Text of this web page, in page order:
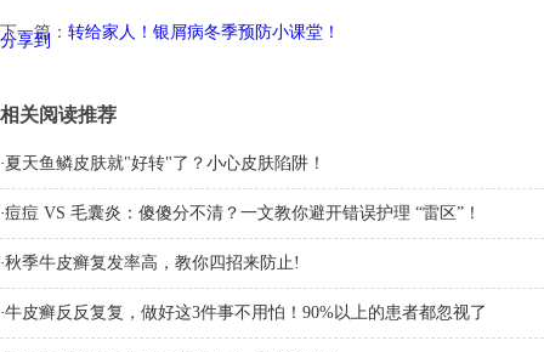
下一篇： 转给家人！银屑病冬季预防小课堂！
分享到
相关阅读推荐
·夏天鱼鳞皮肤就"好转"了？小心皮肤陷阱！
·痘痘 VS 毛囊炎：傻傻分不清？一文教你避开错误护理 “雷区”！
·秋季牛皮癣复发率高，教你四招来防止!
·牛皮癣反反复复，做好这3件事不用怕！90%以上的患者都忽视了